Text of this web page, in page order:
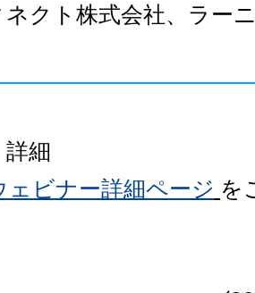
クト株式会社、ラー
細
ェビナー詳細ページ を